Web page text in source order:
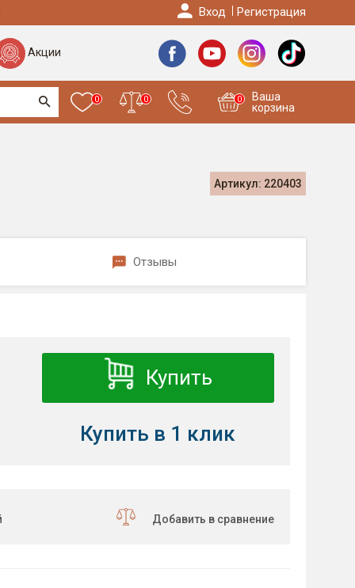
Вход Регистрация
Акции
0 0 0
Ваша
корзина
Артикул: 220403
Отзывы
Купить
Купить в 1 клик
Добавить в сравнение